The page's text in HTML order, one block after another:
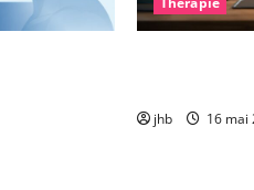
jhb 16 mai